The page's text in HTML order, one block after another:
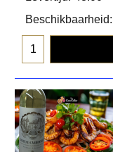
Beschikbaarheid